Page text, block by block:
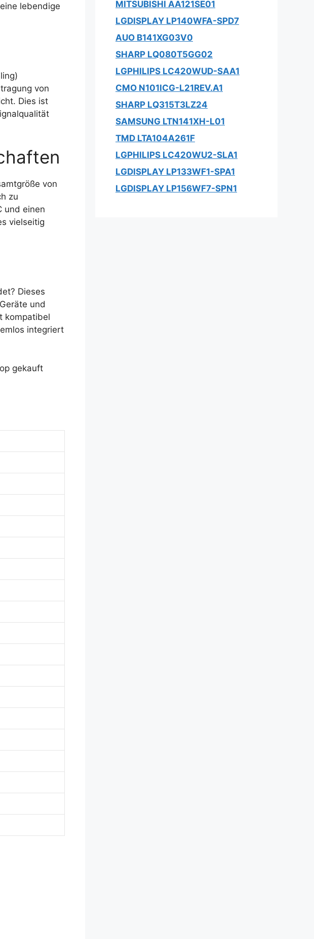
lebendige
von
Dies ist
von
zu
und einen
vielseitig
Dieses
und
kompatibel
integriert
gekauft
MITSUBISHI AA121SE01
LGDISPLAY LP140WFA-SPD7
AUO B141XG03V0
SHARP LQ080T5GG02
LGPHILIPS LC420WUD-SAA1
CMO N101ICG-L21REV.A1
SHARP LQ315T3LZ24
SAMSUNG LTN141XH-L01
TMD LTA104A261F
LGPHILIPS LC420WU2-SLA1
LGDISPLAY LP133WF1-SPA1
LGDISPLAY LP156WF7-SPN1